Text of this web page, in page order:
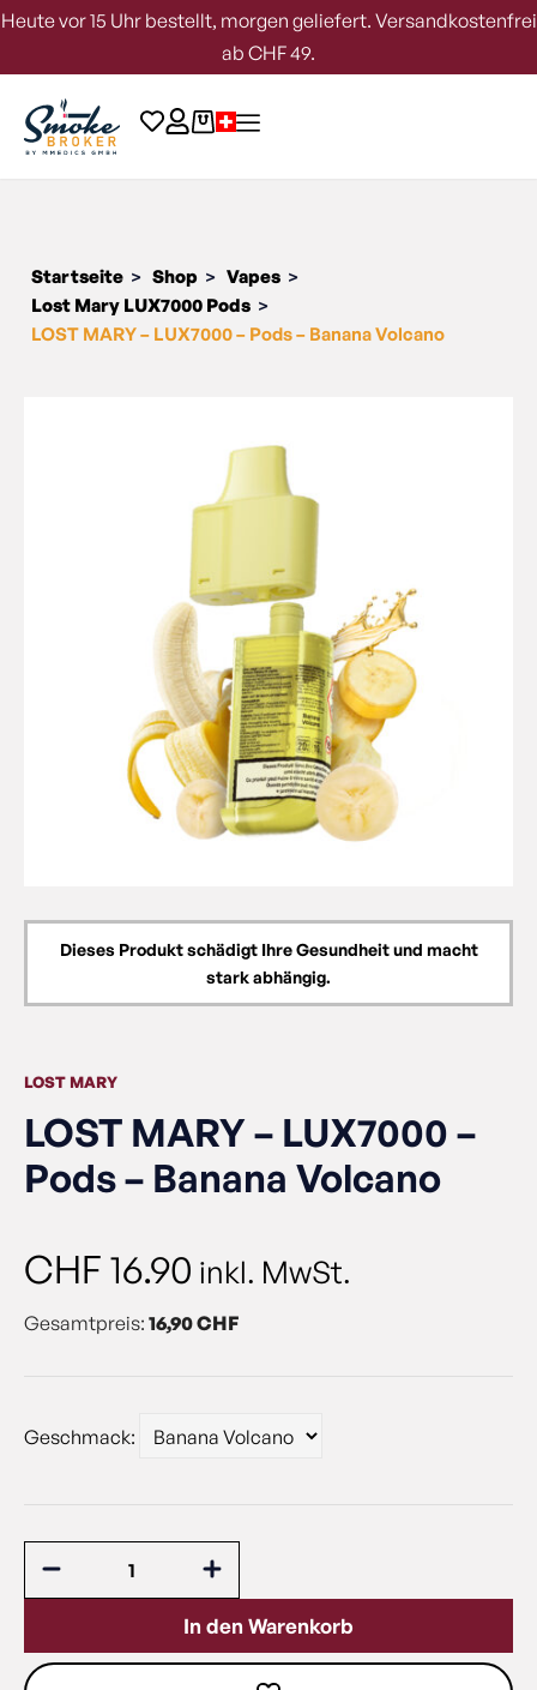
Heute vor 15 Uhr bestellt, morgen geliefert. Versandkostenfrei
ab CHF 49.
Startseite > Shop > Vapes >
Lost Mary LUX7000 Pods >
LOST MARY – LUX7000 – Pods – Banana Volcano
Dieses Produkt schädigt Ihre Gesundheit und macht
stark abhängig.
LOST MARY
LOST MARY – LUX7000 –
Pods – Banana Volcano
CHF 16.90 inkl. MwSt.
Gesamtpreis: 16,90 CHF
Geschmack:
In den Warenkorb